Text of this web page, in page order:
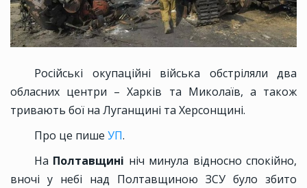
Російські окупаційні війська обстріляли два
обласних центри – Харків та Миколаїв, а також
тривають бої на Луганщині та Херсонщині.
Про це пише УП.
На Полтавщині ніч минула відносно спокійно,
вночі у небі над Полтавщиною ЗСУ було збито